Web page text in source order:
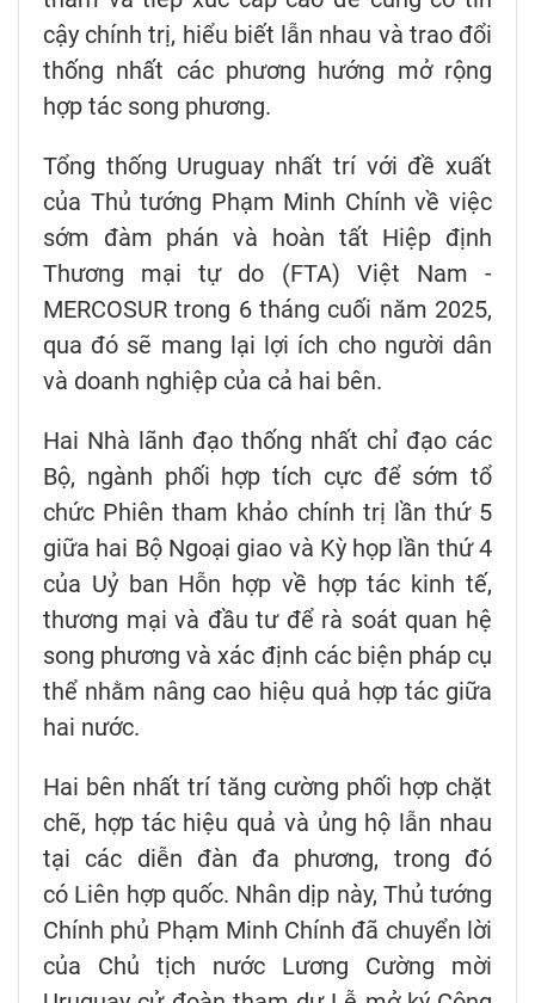
cậy chính trị, hiểu biết lẫn nhau và trao đổi
thống nhất các phương hướng mở rộng
hợp tác song phương.
Tổng thống Uruguay nhất trí với đề xuất
của Thủ tướng Phạm Minh Chính về việc
sớm đàm phán và hoàn tất Hiệp định
Thương mại tự do (FTA) Việt Nam -
MERCOSUR trong 6 tháng cuối năm 2025,
qua đó sẽ mang lại lợi ích cho người dân
và doanh nghiệp của cả hai bên.
Hai Nhà lãnh đạo thống nhất chỉ đạo các
Bộ, ngành phối hợp tích cực để sớm tổ
chức Phiên tham khảo chính trị lần thứ 5
giữa hai Bộ Ngoại giao và Kỳ họp lần thứ 4
của Uỷ ban Hỗn hợp về hợp tác kinh tế,
thương mại và đầu tư để rà soát quan hệ
song phương và xác định các biện pháp cụ
thể nhằm nâng cao hiệu quả hợp tác giữa
hai nước.
Hai bên nhất trí tăng cường phối hợp chặt
chẽ, hợp tác hiệu quả và ủng hộ lẫn nhau
tại các diễn đàn đa phương, trong đó
có Liên hợp quốc. Nhân dịp này, Thủ tướng
Chính phủ Phạm Minh Chính đã chuyển lời
của Chủ tịch nước Lương Cường mời